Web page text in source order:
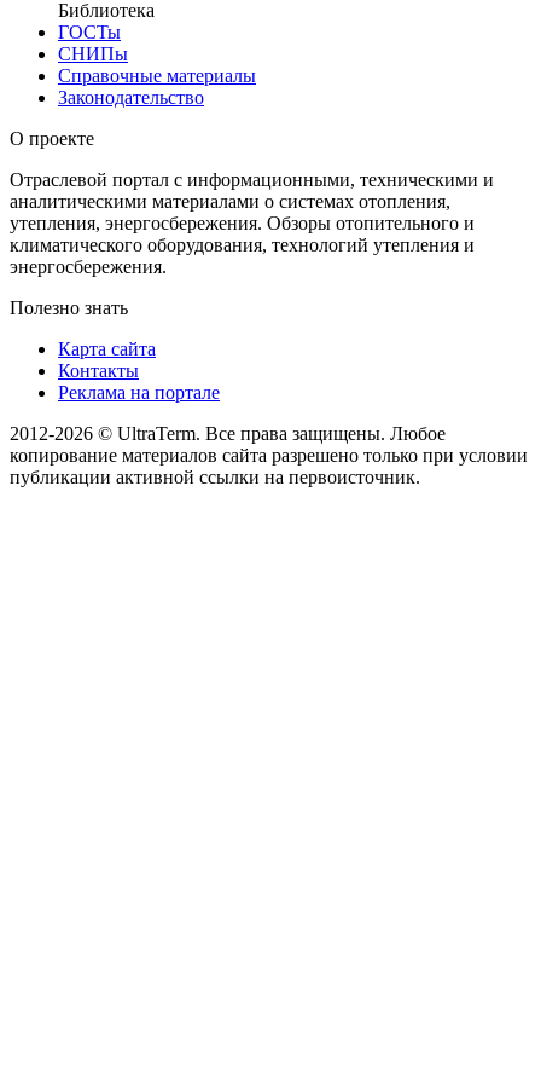
Библиотека
ГОСТы
СНИПы
Справочные материалы
Законодательство
О проекте
Отраслевой портал с информационными, техническими и
аналитическими материалами о системах отопления,
утепления, энергосбережения. Обзоры отопительного и
климатического оборудования, технологий утепления и
энергосбережения.
Полезно знать
Карта сайта
Контакты
Реклама на портале
2012-2026 © UltraTerm. Все права защищены. Любое
копирование материалов сайта разрешено только при условии
публикации активной ссылки на первоисточник.